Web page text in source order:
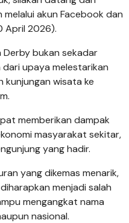
melalui akun Facebook dan
April 2026).
Derby bukan sekadar
upaya melestarikan
kunjungan wisata ke
memberikan dampak
masyarakat sekitar,
yang hadir.
yang dikemas menarik,
menjadi salah
mengangkat nama
nasional.